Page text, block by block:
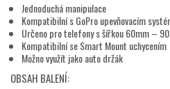
Jednoduchá manipulace
Kompatibilní s GoPro upevňovacím
Určeno pro telefony s šířkou 60mm –
Kompatibilní se Smart Mount uchycením
Možno využít jako auto držák
OBSAH BALENÍ: